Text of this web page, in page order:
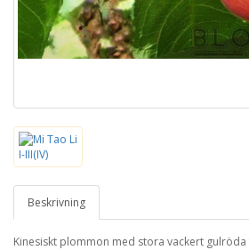
Beskrivning
Kinesiskt plommon med stora vackert gulröda